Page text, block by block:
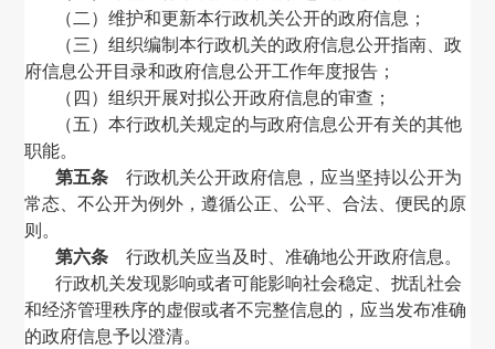
（二）维护和更新本行政机关公开的政府信息；
（三）组织编制本行政机关的政府信息公开指南、政
府信息公开目录和政府信息公开工作年度报告；
（四）组织开展对拟公开政府信息的审查；
（五）本行政机关规定的与政府信息公开有关的其他
职能。
第五条 行政机关公开政府信息，应当坚持以公开为
常态、不公开为例外，遵循公正、公平、合法、便民的原
则。
第六条 行政机关应当及时、准确地公开政府信息。
行政机关发现影响或者可能影响社会稳定、扰乱社会
和经济管理秩序的虚假或者不完整信息的，应当发布准确
的政府信息予以澄清。